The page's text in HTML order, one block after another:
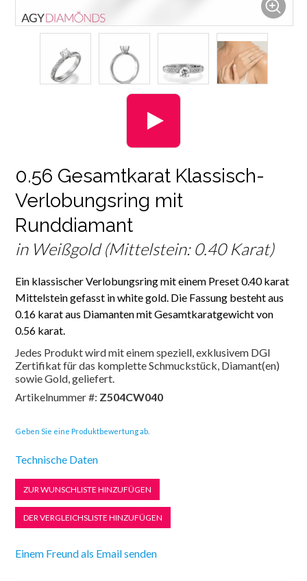
0.56 Gesamtkarat Klassisch-
Verlobungsring mit
Runddiamant
in Weißgold (Mittelstein: 0.40 Karat)
Ein klassischer Verlobungsring mit einem Preset 0.40 karat
Mittelstein gefasst in white gold. Die Fassung besteht aus
0.16 karat aus Diamanten mit Gesamtkaratgewicht von
0.56 karat.
Jedes Produkt wird mit einem speziell, exklusivem DGI
Zertifikat für das komplette Schmuckstück, Diamant(en)
sowie Gold, geliefert.
Artikelnummer #: Z504CW040
Geben Sie eine Produktbewertung ab.
Technische Daten